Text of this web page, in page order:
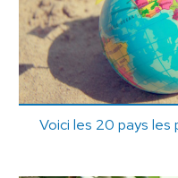
Voici les 20 pays les